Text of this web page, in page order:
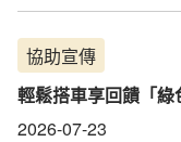
協助宣傳
輕鬆搭車享回饋「綠
2026-07-23